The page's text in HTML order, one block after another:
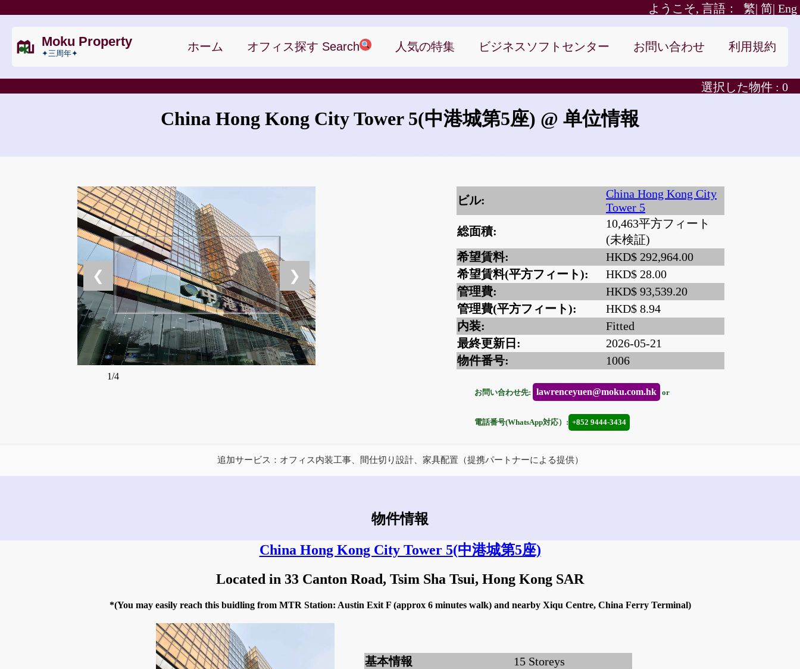
Eng
简|
ようこそ, 言語： 繁|
Moku Property
✦三周年✦
ホーム オフィス探す Search 人気の特集 ビジネスソフトセンター お問い合わせ 利用規約
選択した物件 : 0
China Hong Kong City Tower 5(中港城第5座) @ 单位情報
❮ ❯
1/4
ビル:
China Hong Kong City
Tower 5
総面積:
10,463平方フィート
(未検証)
希望賃料:
HKD$ 292,964.00
希望賃料(平方フィート):
HKD$ 28.00
管理費:
HKD$ 93,539.20
管理費(平方フィート):
HKD$ 8.94
内装:
Fitted
最終更新日:
2026-05-21
物件番号:
1006
お問い合わせ先: lawrenceyuen@moku.com.hk or
電話番号(WhatsApp対応）: +852 9444-3434
追加サービス：オフィス内装工事、間仕切り設計、家具配置（提携パートナーによる提供）
物件情報
China Hong Kong City Tower 5(中港城第5座)
Located in 33 Canton Road, Tsim Sha Tsui, Hong Kong SAR
*(You may easily reach this buidling from MTR Station: Austin Exit F (approx 6 minutes walk) and nearby Xiqu Centre, China Ferry Terminal)
基本情報
15 Storeys